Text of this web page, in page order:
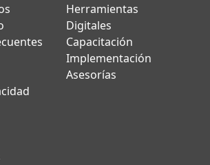
Herramientas
Digitales
Capacitación
Implementación
Asesorías